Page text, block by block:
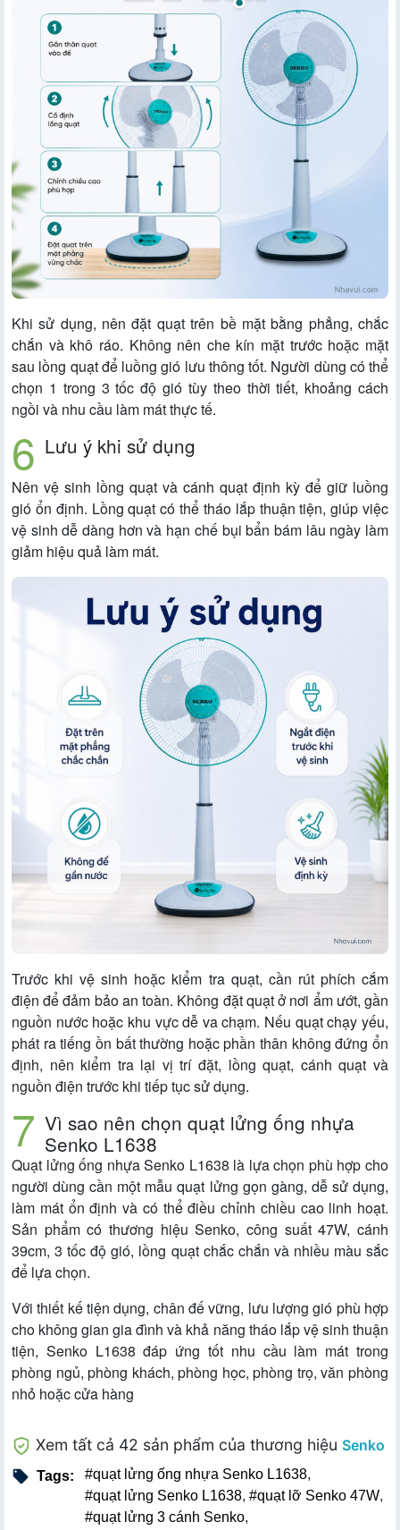
Khi sử dụng, nên đặt quạt trên bề mặt bằng phẳng, chắc
chắn và khô ráo. Không nên che kín mặt trước hoặc mặt
sau lồng quạt để luồng gió lưu thông tốt. Người dùng có thể
chọn 1 trong 3 tốc độ gió tùy theo thời tiết, khoảng cách
ngồi và nhu cầu làm mát thực tế.
Lưu ý khi sử dụng
Nên vệ sinh lồng quạt và cánh quạt định kỳ để giữ luồng
gió ổn định. Lồng quạt có thể tháo lắp thuận tiện, giúp việc
vệ sinh dễ dàng hơn và hạn chế bụi bẩn bám lâu ngày làm
giảm hiệu quả làm mát.
Trước khi vệ sinh hoặc kiểm tra quạt, cần rút phích cắm
điện để đảm bảo an toàn. Không đặt quạt ở nơi ẩm ướt, gần
nguồn nước hoặc khu vực dễ va chạm. Nếu quạt chạy yếu,
phát ra tiếng ồn bất thường hoặc phần thân không đứng ổn
định, nên kiểm tra lại vị trí đặt, lồng quạt, cánh quạt và
nguồn điện trước khi tiếp tục sử dụng.
Vì sao nên chọn quạt lửng ống nhựa
Senko L1638
Quạt lửng ống nhựa Senko L1638 là lựa chọn phù hợp cho
người dùng cần một mẫu quạt lửng gọn gàng, dễ sử dụng,
làm mát ổn định và có thể điều chỉnh chiều cao linh hoạt.
Sản phẩm có thương hiệu Senko, công suất 47W, cánh
39cm, 3 tốc độ gió, lồng quạt chắc chắn và nhiều màu sắc
để lựa chọn.
Với thiết kế tiện dụng, chân đế vững, lưu lượng gió phù hợp
cho không gian gia đình và khả năng tháo lắp vệ sinh thuận
tiện, Senko L1638 đáp ứng tốt nhu cầu làm mát trong
phòng ngủ, phòng khách, phòng học, phòng trọ, văn phòng
nhỏ hoặc cửa hàng
Xem tất cả 42 sản phẩm của thương hiệu Senko
Tags: #quạt lửng ống nhựa Senko L1638,
#quạt lửng Senko L1638, #quạt lỡ Senko 47W,
#quạt lửng 3 cánh Senko,